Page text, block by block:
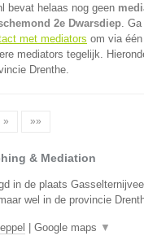
bevat helaas nog geen
2e Dwarsdiep. Ga
met mediators om via
mediators tegelijk.
Drenthe.
» »»
& Mediation
in de plaats
wel in de provincie
Google maps ▼